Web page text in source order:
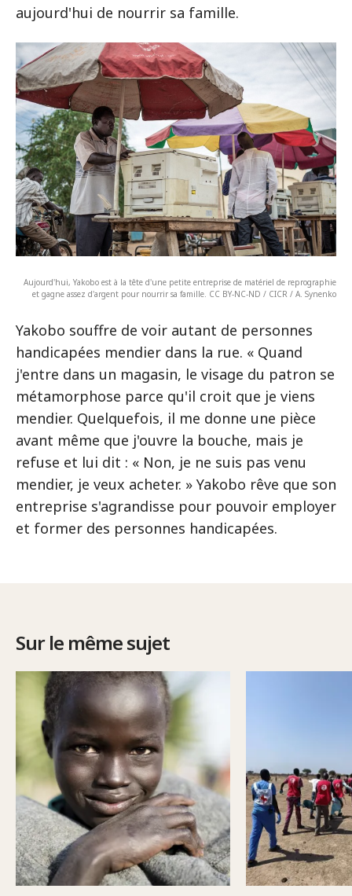
aujourd'hui de nourrir sa famille.
Aujourd'hui, Yakobo est à la tête d'une petite entreprise de matériel de reprographie
et gagne assez d'argent pour nourrir sa famille. CC BY-NC-ND / CICR / A. Synenko
Yakobo souffre de voir autant de personnes
handicapées mendier dans la rue. « Quand
j'entre dans un magasin, le visage du patron se
métamorphose parce qu'il croit que je viens
mendier. Quelquefois, il me donne une pièce
avant même que j'ouvre la bouche, mais je
refuse et lui dit : « Non, je ne suis pas venu
mendier, je veux acheter. » Yakobo rêve que son
entreprise s'agrandisse pour pouvoir employer
et former des personnes handicapées.
Sur le même sujet